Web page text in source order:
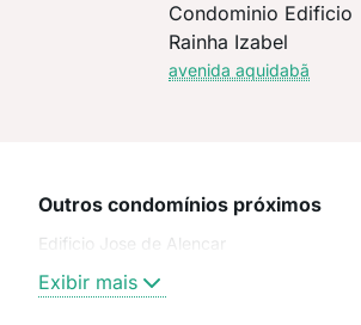
Condominio Edificio
Rainha Izabel
avenida aquidabã
Outros condomínios próximos
Edificio Jose de Alencar
Exibir mais